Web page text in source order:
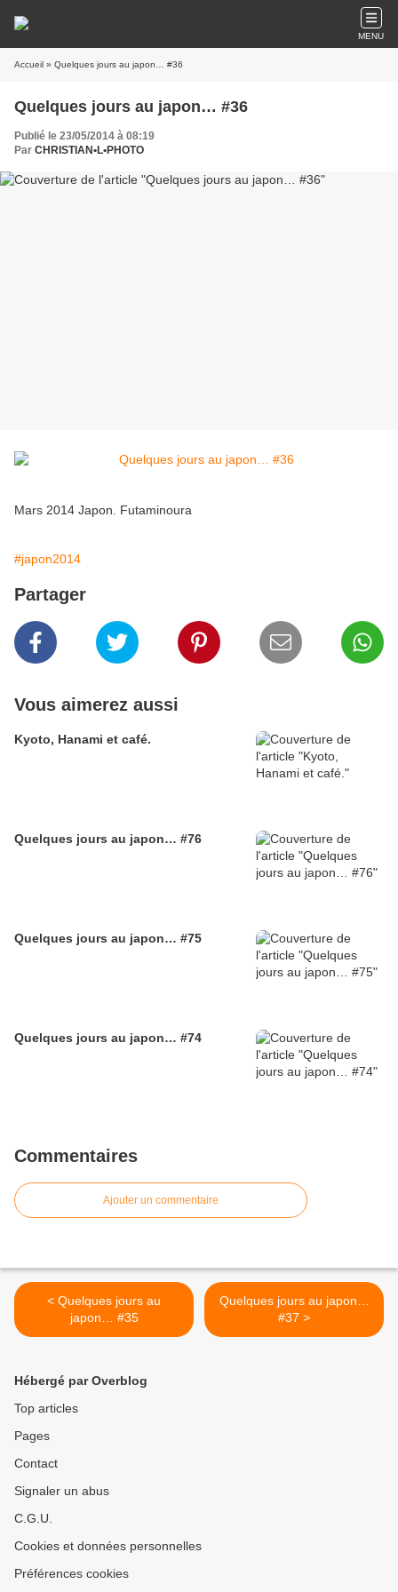
MENU
Accueil » Quelques jours au japon… #36
Quelques jours au japon… #36
Publié le 23/05/2014 à 08:19
Par CHRISTIAN•L•PHOTO
Mars 2014 Japon. Futaminoura
#japon2014
Partager
Vous aimerez aussi
Kyoto, Hanami et café.
Quelques jours au japon… #76
Quelques jours au japon… #75
Quelques jours au japon… #74
Commentaires
Ajouter un commentaire
< Quelques jours au
japon… #35
Quelques jours au japon…
#37 >
Hébergé par Overblog
Top articles
Pages
Contact
Signaler un abus
C.G.U.
Cookies et données personnelles
Préférences cookies